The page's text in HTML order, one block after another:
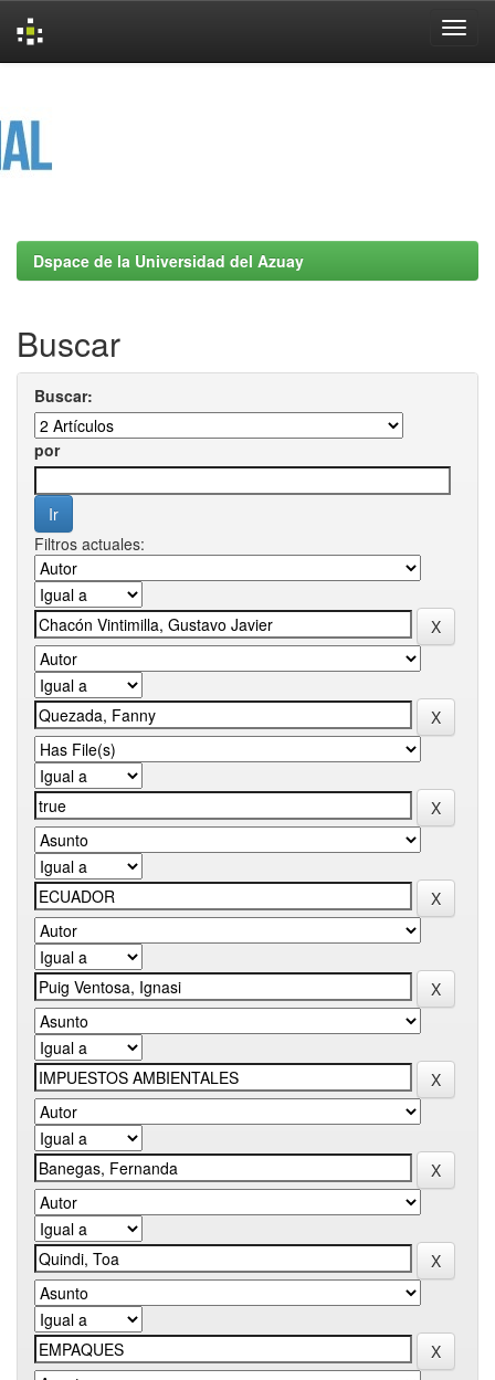
Dspace de la Universidad del Azuay
Buscar
Buscar:
por
Filtros actuales: